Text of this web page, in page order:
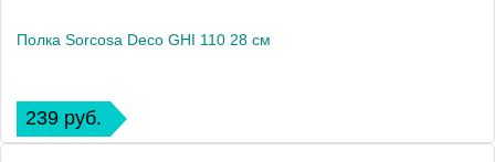
Полка Sorcosa Deco GHI 110 28 см
239 руб.